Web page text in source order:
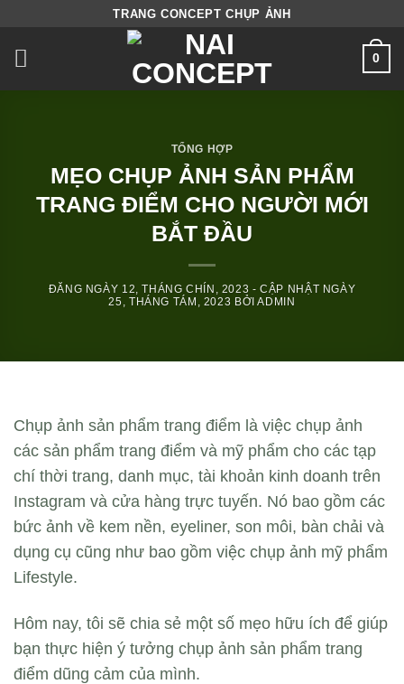
content
TRANG CONCEPT CHỤP ẢNH
0
TỔNG HỢP
MẸO CHỤP ẢNH SẢN PHẨM
TRANG ĐIỂM CHO NGƯỜI MỚI
BẮT ĐẦU
ĐĂNG NGÀY 12, THÁNG CHÍN, 2023 - CẬP NHẬT NGÀY
25, THÁNG TÁM, 2023 BỞIADMIN
Chụp ảnh sản phẩm trang điểm là việc chụp ảnh
các sản phẩm trang điểm và mỹ phẩm cho các tạp
chí thời trang, danh mục, tài khoản kinh doanh trên
Instagram và cửa hàng trực tuyến. Nó bao gồm các
bức ảnh về kem nền, eyeliner, son môi, bàn chải và
dụng cụ cũng như bao gồm việc chụp ảnh mỹ phẩm
Lifestyle.
Hôm nay, tôi sẽ chia sẻ một số mẹo hữu ích để giúp
bạn thực hiện ý tưởng chụp ảnh sản phẩm trang
điểm dũng cảm của mình.